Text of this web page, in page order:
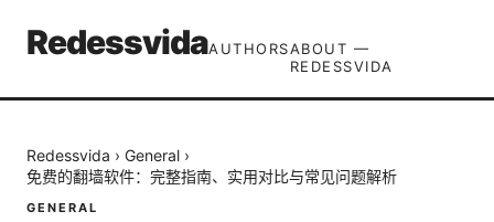
RedessvidaAUTHORSABOUT —
REDESSVIDA
Redessvida › General ›
免费的翻墙软件：完整指南、实用对比与常见问题解析
GENERAL